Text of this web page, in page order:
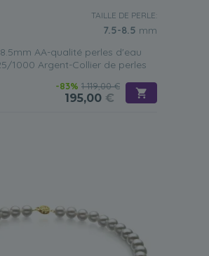
TAILLE DE PERLE:
7.5-8.5 mm
AA-qualité perles d'eau
1000 Argent-Collier de perles
-83% 1 119,00 €
195,00 €